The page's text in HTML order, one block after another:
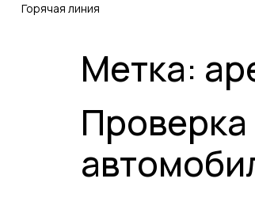
Горячая линия
Метка:
Проверка